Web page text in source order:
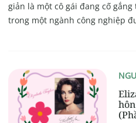
giản là một cô gái đang cố
trong một ngành công nghiệp